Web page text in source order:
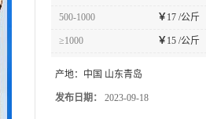
500-1000 ￥ 17 /公斤
≥1000 ￥ 15 /公斤
产地： 中国 山东青岛
发布日期： 2023-09-18